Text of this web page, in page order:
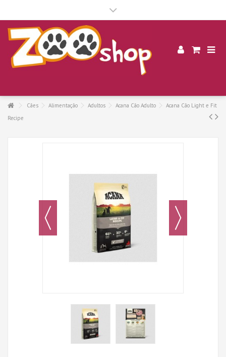
Cães Alimentação Adultos Acana Cão Adulto
Acana Cão Light e Fit
Recipe